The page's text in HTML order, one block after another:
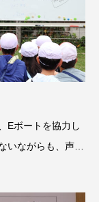
Eボートを協力し
いながらも、声を